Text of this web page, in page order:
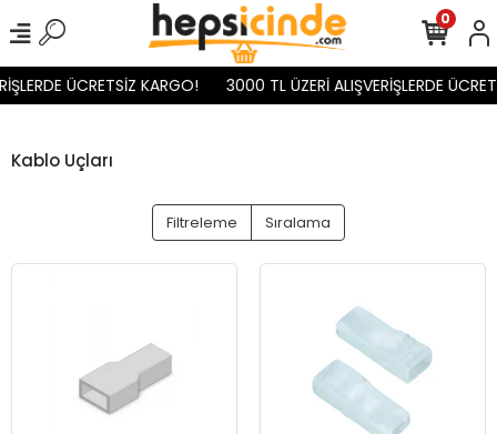
ÜCRETSİZ KARGO! 3000 TL ÜZERİ ALIŞVERİŞLERDE
0
Kablo Uçları
Filtreleme Sıralama